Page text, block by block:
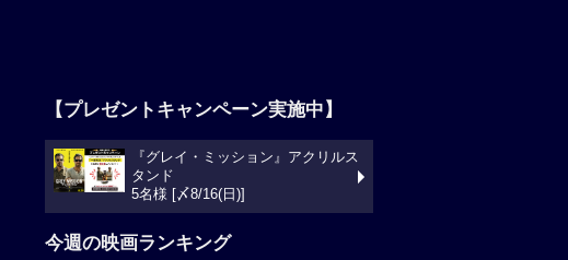
【プレゼントキャンペーン実施中】
『グレイ・ミッション』アクリルス
タンド
5名様 [〆8/16(日)]
今週の映画ランキング